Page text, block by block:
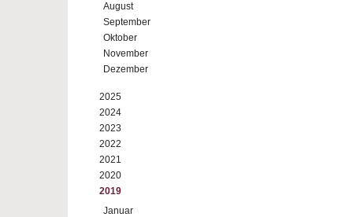
August
September
Oktober
November
Dezember
2025
2024
2023
2022
2021
2020
2019
Januar